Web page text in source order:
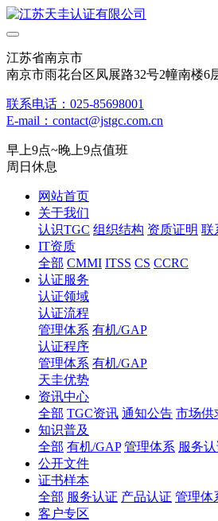
江苏省南京市
南京市雨花台区凤展路32号2幢南楼6
联系电话：025-85698001
E-mail：contact@jstgc.com.cn
早上9点~晚上9点值班
周日休息
网站首页
关于我们
认识TGC 组织结构 资质证明 联
IT资质
全部 CMMI ITSS CS CCRC
认证服务
认证领域
认证流程
管理体系 有机/GAP
认证程序
管理体系 有机/GAP
天圭优势
资讯中心
全部 TGC资讯 通知公告 市场供
知识普及
全部 有机/GAP 管理体系 服务
公开文件
证书样本
全部 服务认证 产品认证 管理体
客户专区